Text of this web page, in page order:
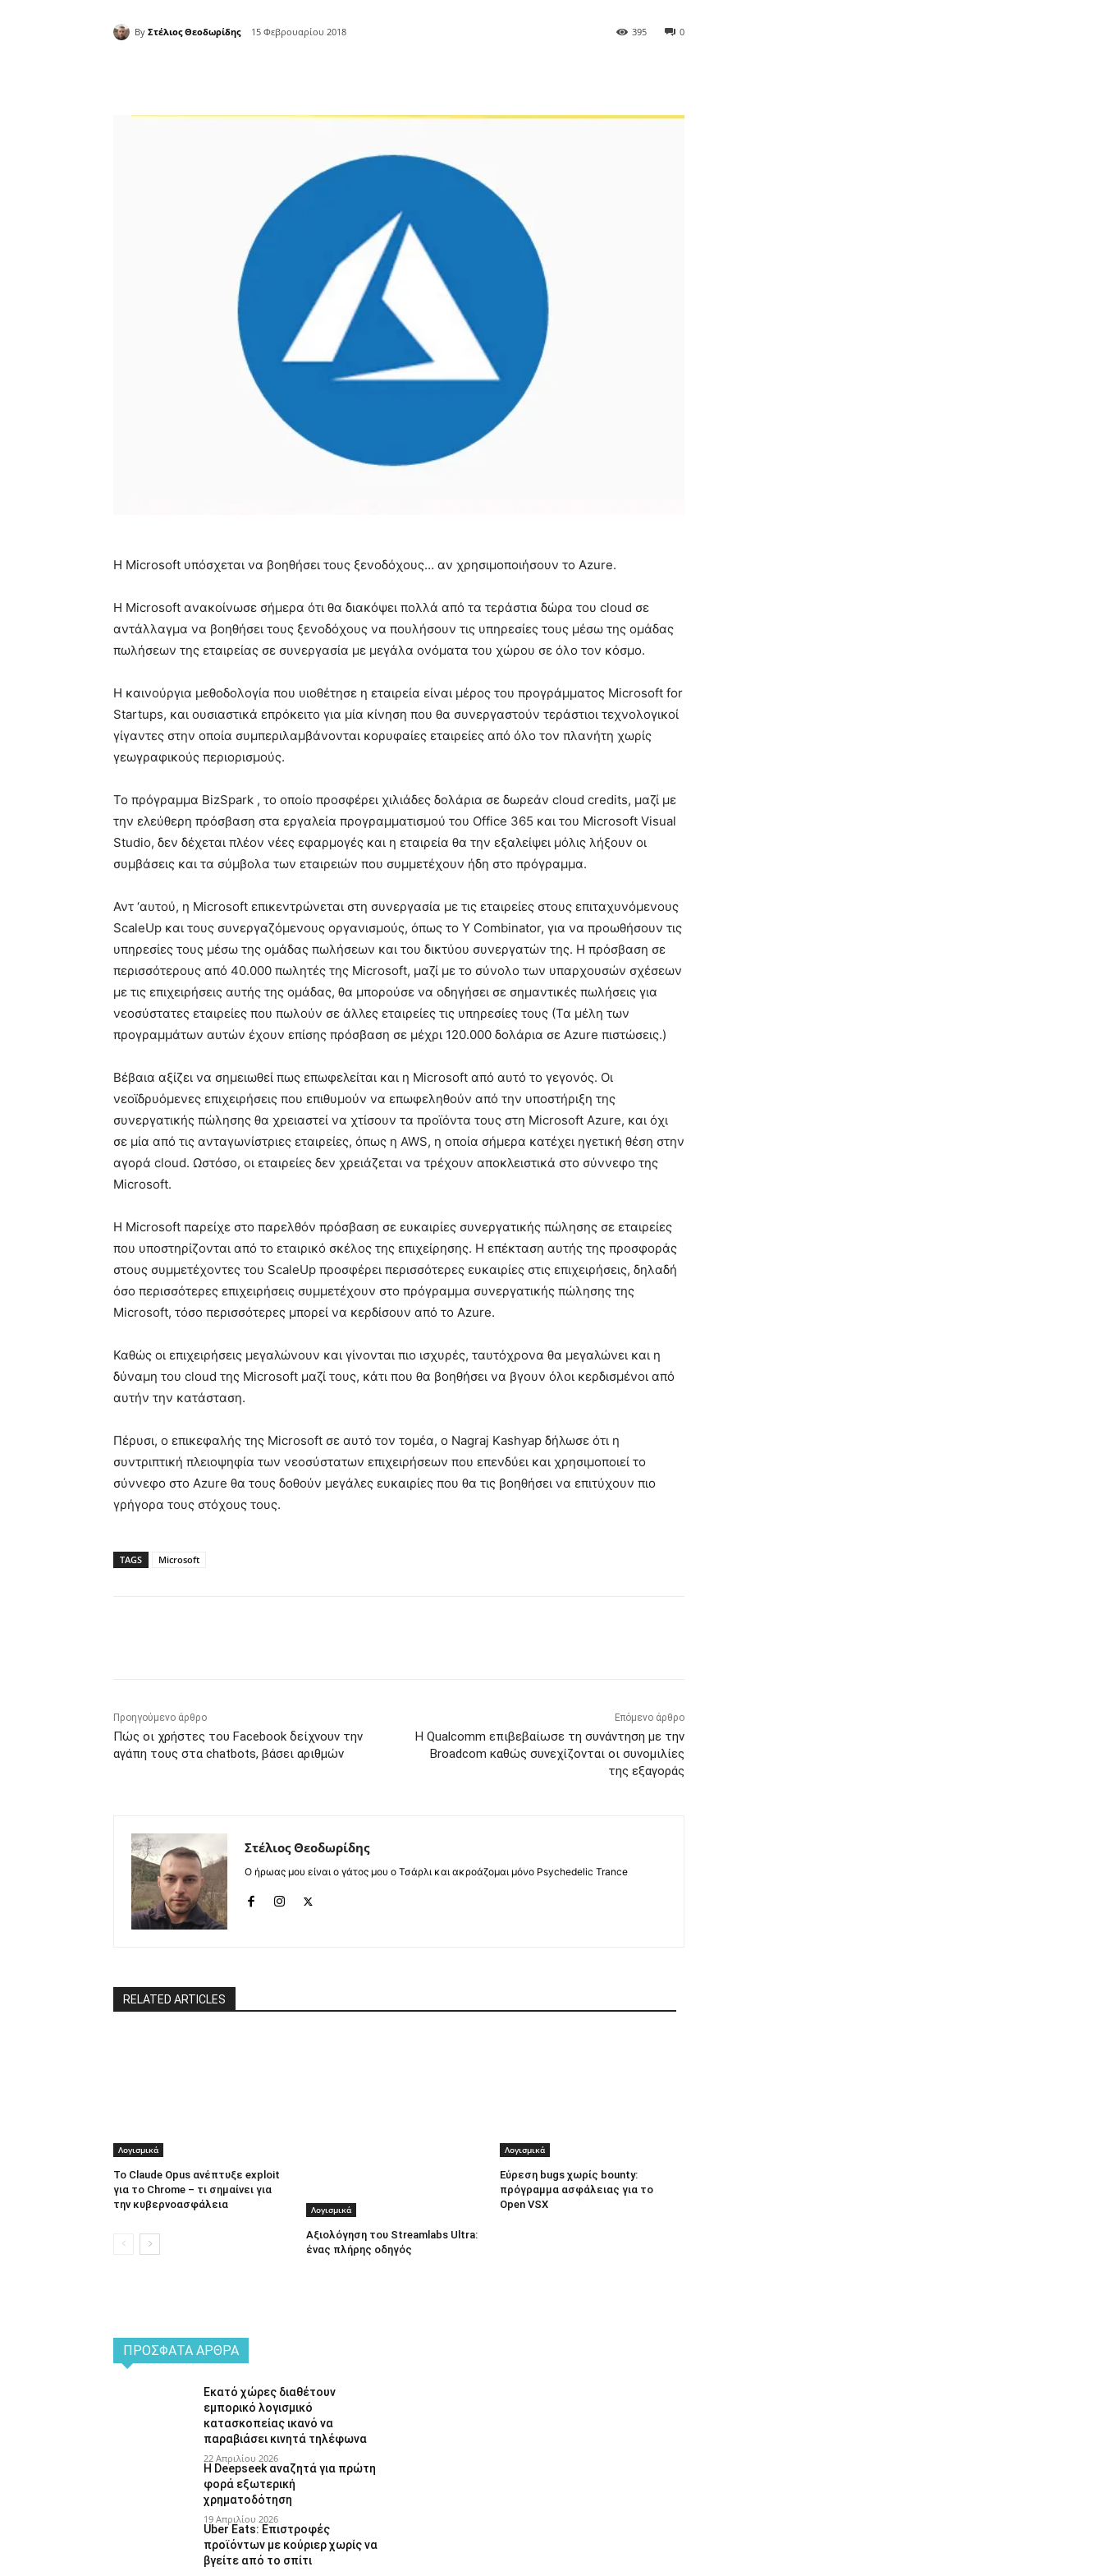
By Στέλιος Θεοδωρίδης 15 Φεβρουαρίου 2018 0
395
Η Microsoft υπόσχεται να βοηθήσει τους ξενοδόχους… αν χρησιμοποιήσουν το Azure.
Η Microsoft ανακοίνωσε σήμερα ότι θα διακόψει πολλά από τα τεράστια δώρα του cloud σε
αντάλλαγμα να βοηθήσει τους ξενοδόχους να πουλήσουν τις υπηρεσίες τους μέσω της ομάδας
πωλήσεων της εταιρείας σε συνεργασία με μεγάλα ονόματα του χώρου σε όλο τον κόσμο.
Η καινούργια μεθοδολογία που υιοθέτησε η εταιρεία είναι μέρος του προγράμματος Microsoft for
Startups, και ουσιαστικά επρόκειτο για μία κίνηση που θα συνεργαστούν τεράστιοι τεχνολογικοί
γίγαντες στην οποία συμπεριλαμβάνονται κορυφαίες εταιρείες από όλο τον πλανήτη χωρίς
γεωγραφικούς περιορισμούς.
Το πρόγραμμα BizSpark , το οποίο προσφέρει χιλιάδες δολάρια σε δωρεάν cloud credits, μαζί με
την ελεύθερη πρόσβαση στα εργαλεία προγραμματισμού του Office 365 και του Microsoft Visual
Studio, δεν δέχεται πλέον νέες εφαρμογές και η εταιρεία θα την εξαλείψει μόλις λήξουν οι
συμβάσεις και τα σύμβολα των εταιρειών που συμμετέχουν ήδη στο πρόγραμμα.
Αντ ‘αυτού, η Microsoft επικεντρώνεται στη συνεργασία με τις εταιρείες στους επιταχυνόμενους
ScaleUp και τους συνεργαζόμενους οργανισμούς, όπως το Y Combinator, για να προωθήσουν τις
υπηρεσίες τους μέσω της ομάδας πωλήσεων και του δικτύου συνεργατών της. Η πρόσβαση σε
περισσότερους από 40.000 πωλητές της Microsoft, μαζί με το σύνολο των υπαρχουσών σχέσεων
με τις επιχειρήσεις αυτής της ομάδας, θα μπορούσε να οδηγήσει σε σημαντικές πωλήσεις για
νεοσύστατες εταιρείες που πωλούν σε άλλες εταιρείες τις υπηρεσίες τους (Τα μέλη των
προγραμμάτων αυτών έχουν επίσης πρόσβαση σε μέχρι 120.000 δολάρια σε Azure πιστώσεις.)
Βέβαια αξίζει να σημειωθεί πως επωφελείται και η Microsoft από αυτό το γεγονός. Οι
νεοϊδρυόμενες επιχειρήσεις που επιθυμούν να επωφεληθούν από την υποστήριξη της
συνεργατικής πώλησης θα χρειαστεί να χτίσουν τα προϊόντα τους στη Microsoft Azure, και όχι
σε μία από τις ανταγωνίστριες εταιρείες, όπως η AWS, η οποία σήμερα κατέχει ηγετική θέση στην
αγορά cloud. Ωστόσο, οι εταιρείες δεν χρειάζεται να τρέχουν αποκλειστικά στο σύννεφο της
Microsoft.
Η Microsoft παρείχε στο παρελθόν πρόσβαση σε ευκαιρίες συνεργατικής πώλησης σε εταιρείες
που υποστηρίζονται από το εταιρικό σκέλος της επιχείρησης. Η επέκταση αυτής της προσφοράς
στους συμμετέχοντες του ScaleUp προσφέρει περισσότερες ευκαιρίες στις επιχειρήσεις, δηλαδή
όσο περισσότερες επιχειρήσεις συμμετέχουν στο πρόγραμμα συνεργατικής πώλησης της
Microsoft, τόσο περισσότερες μπορεί να κερδίσουν από το Azure.
Καθώς οι επιχειρήσεις μεγαλώνουν και γίνονται πιο ισχυρές, ταυτόχρονα θα μεγαλώνει και η
δύναμη του cloud της Microsoft μαζί τους, κάτι που θα βοηθήσει να βγουν όλοι κερδισμένοι από
αυτήν την κατάσταση.
Πέρυσι, ο επικεφαλής της Microsoft σε αυτό τον τομέα, ο Nagraj Kashyap δήλωσε ότι η
συντριπτική πλειοψηφία των νεοσύστατων επιχειρήσεων που επενδύει και χρησιμοποιεί το
σύννεφο στο Azure θα τους δοθούν μεγάλες ευκαιρίες που θα τις βοηθήσει να επιτύχουν πιο
γρήγορα τους στόχους τους.
TAGS Microsoft
Προηγούμενο άρθρο
Πώς οι χρήστες του Facebook δείχνουν την
αγάπη τους στα chatbots, βάσει αριθμών
Επόμενο άρθρο
Η Qualcomm επιβεβαίωσε τη συνάντηση με την
Broadcom καθώς συνεχίζονται οι συνομιλίες
της εξαγοράς
Στέλιος Θεοδωρίδης
Ο ήρωας μου είναι ο γάτος μου ο Τσάρλι και ακροάζομαι μόνο Psychedelic Trance
RELATED ARTICLES
Λογισμικά
Το Claude Opus ανέπτυξε exploit
για το Chrome – τι σημαίνει για
την κυβερνοασφάλεια
Λογισμικά
Αξιολόγηση του Streamlabs Ultra:
ένας πλήρης οδηγός
Λογισμικά
Εύρεση bugs χωρίς bounty:
πρόγραμμα ασφάλειας για το
Open VSX
ΠΡΌΣΦΑΤΑ ΆΡΘΡΑ
Εκατό χώρες διαθέτουν
εμπορικό λογισμικό
κατασκοπείας ικανό να
παραβιάσει κινητά τηλέφωνα
22 Απριλίου 2026
Η Deepseek αναζητά για πρώτη
φορά εξωτερική
χρηματοδότηση
19 Απριλίου 2026
Uber Eats: Επιστροφές
προϊόντων με κούριερ χωρίς να
βγείτε από το σπίτι